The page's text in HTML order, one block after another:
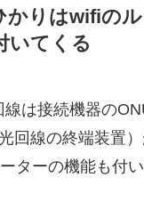
かりはwifiの
いてくる
線は接続機器の
回線の終端装置）
ターの機能も付